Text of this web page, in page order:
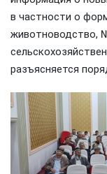
в частности о
животноводство,
разъясняется